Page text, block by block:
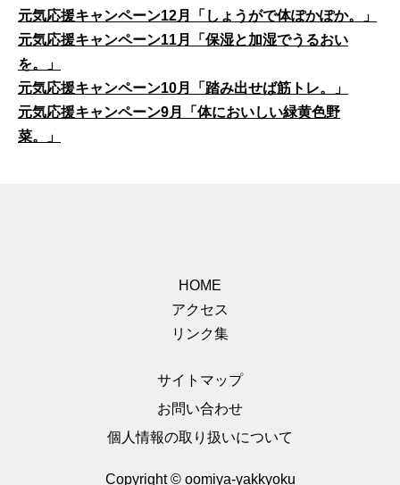
元気応援キャンペーン12月「しょうがで体ぽかぽか。」
元気応援キャンペーン11月「保湿と加湿でうるおい
を。」
元気応援キャンペーン10月「踏み出せば筋トレ。」
元気応援キャンペーン9月「体においしい緑黄色野
菜。」
HOME
アクセス
リンク集
サイトマップ
お問い合わせ
個人情報の取り扱いについて
Copyright © oomiya-yakkyoku